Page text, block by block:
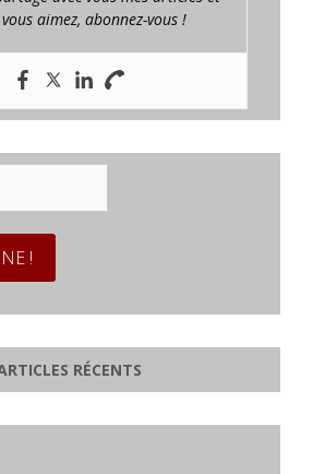
aimez, abonnez-vous !
RÉCENTS